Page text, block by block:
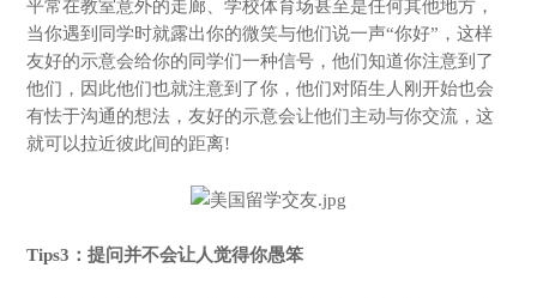
平常在教室意外的走廊、学校体育场甚至是任何其他地方，
当你遇到同学时就露出你的微笑与他们说一声“你好”，这样
友好的示意会给你的同学们一种信号，他们知道你注意到了
他们，因此他们也就注意到了你，他们对陌生人刚开始也会
有怯于沟通的想法，友好的示意会让他们主动与你交流，这
就可以拉近彼此间的距离!
Tips3：提问并不会让人觉得你愚笨